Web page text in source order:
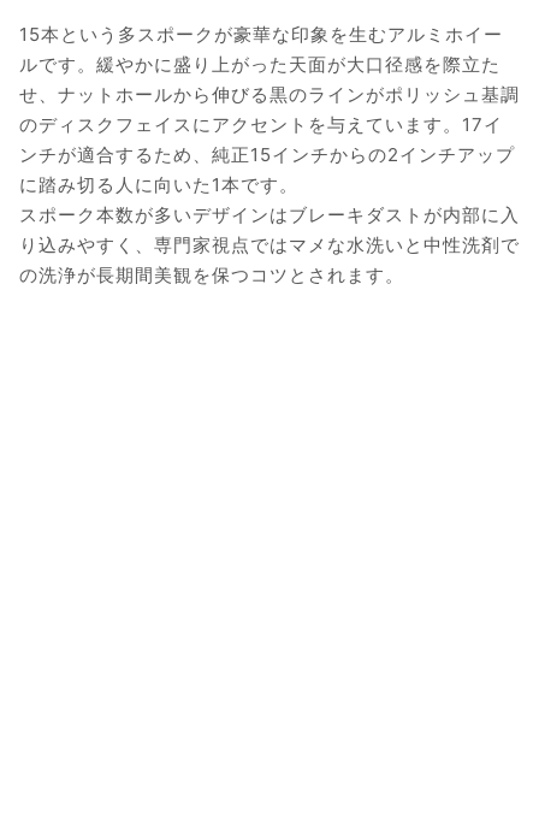
15本という多スポークが豪華な印象を生むアルミホイー
ルです。緩やかに盛り上がった天面が大口径感を際立た
せ、ナットホールから伸びる黒のラインがポリッシュ基調
のディスクフェイスにアクセントを与えています。17イ
ンチが適合するため、純正15インチからの2インチアップ
に踏み切る人に向いた1本です。
スポーク本数が多いデザインはブレーキダストが内部に入
り込みやすく、専門家視点ではマメな水洗いと中性洗剤で
の洗浄が長期間美観を保つコツとされます。